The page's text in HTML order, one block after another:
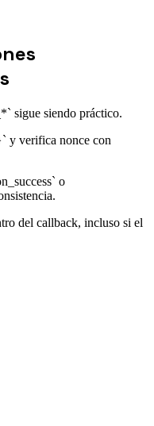
sigue siendo práctico.
y verifica nonce con
o
del callback, incluso si el